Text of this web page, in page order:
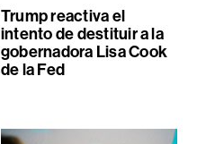
Trump reactiva el
intento de destituir a la
gobernadora Lisa Cook
de la Fed